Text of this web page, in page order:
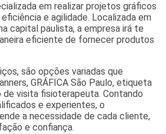
em realizar projetos gráficos
e agilidade. Localizada em
capital paulista, a empresa irá te
eficiente de fornecer produtos
são opções variadas que
GRÁFICA São Paulo, etiqueta
de visita fisioterapeuta. Contando
e experientes, o
a necessidade de cada cliente,
e confiança.